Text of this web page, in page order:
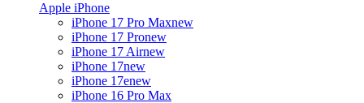
Apple iPhone
iPhone 17 Pro Maxnew
iPhone 17 Pronew
iPhone 17 Airnew
iPhone 17new
iPhone 17enew
iPhone 16 Pro Max